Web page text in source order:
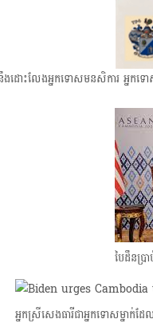
នឹងដោះលែងអ្នកទោសមនសិការ អ្នក
បៃដឹនប្
អ្នកស្រីសេង​ធារីជាអ្នកទោសម្នាក់